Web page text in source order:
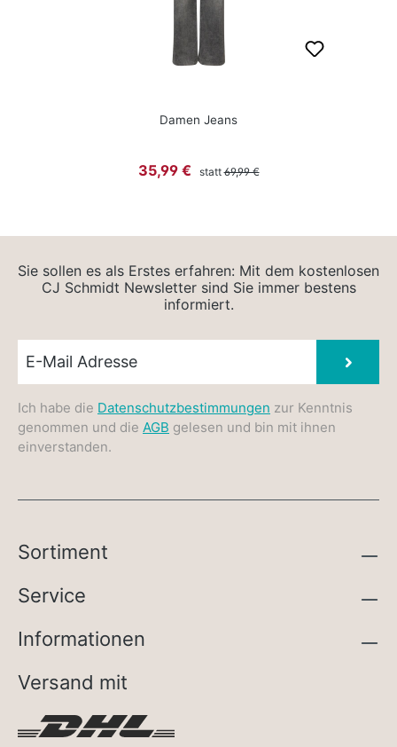
Damen Jeans
Verkaufspreis:
35,99 € statt Regulärer Preis:
69,99 €
Sie sollen es als Erstes erfahren: Mit dem kostenlosen
CJ Schmidt Newsletter sind Sie immer bestens
informiert.
Ich habe die Datenschutzbestimmungen zur Kenntnis
genommen und die AGB gelesen und bin mit ihnen
einverstanden.
Sortiment
Service
Informationen
Versand mit